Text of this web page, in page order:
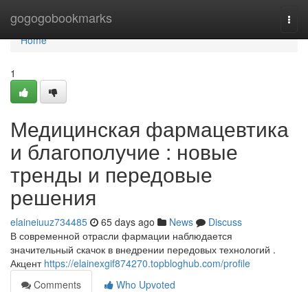
gogogobookmarks
Home
Home
1
Медицинская фармацевтика
и благополучие : новые
тренды и передовые
решения
elaineiuuz734485 65 days ago News
Discuss
В современной отрасли фармации наблюдается
значительный скачок в внедрении передовых технологий .
Акцент https://elainexgif874270.topbloghub.com/profile
Comments
Who Upvoted